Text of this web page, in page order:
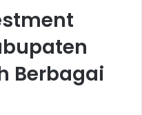
Berbagai